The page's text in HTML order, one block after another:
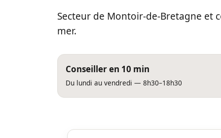
Secteur de Montoir-de-Bretagne
mer.
Conseiller en 10 min
Du lundi au vendredi — 8h30–18h30